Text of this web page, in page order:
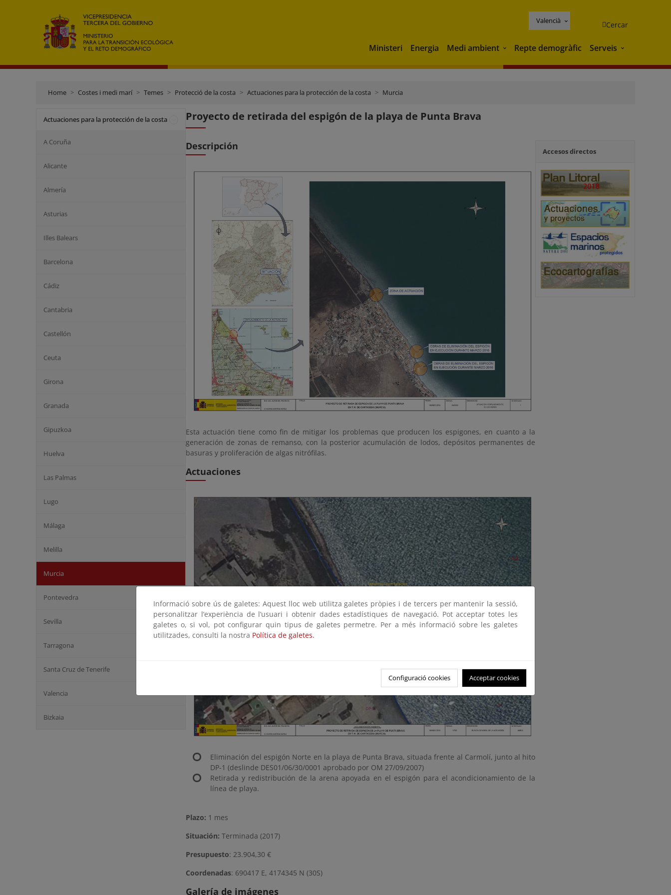
Valencià Cercar
Ministeri Energia Medi ambient Medi ambient
Repte demogràfic Serveis Serveis
Home Costes i medi marí Temes Protecció de la costa Actuaciones para la protección de la costa Murcia
Actuaciones para la protección de la costa
A Coruña
Alicante
Almería
Asturias
Illes Balears
Barcelona
Cádiz
Cantabria
Castellón
Ceuta
Girona
Granada
Gipuzkoa
Huelva
Las Palmas
Lugo
Málaga
Melilla
Murcia
Pontevedra
Sevilla
Tarragona
Santa Cruz de Tenerife
Valencia
Bizkaia
Proyecto de retirada del espigón de la playa de Punta Brava
Descripción
Esta actuación tiene como fin de mitigar los problemas que producen los espigones, en cuanto a la
generación de zonas de remanso, con la posterior acumulación de lodos, depósitos permanentes de
basuras y proliferación de algas nitrófilas.
Actuaciones
Eliminación del espigón Norte en la playa de Punta Brava, situada frente al Carmolí, junto al hito
DP-1 (deslinde DES01/06/30/0001 aprobado por OM 27/09/2007)
Retirada y redistribución de la arena apoyada en el espigón para el acondicionamiento de la
línea de playa.
Plazo: 1 mes
Situación: Terminada (2017)
Presupuesto: 23.904,30 €
Coordenadas: 690417 E, 4174345 N (30S)
Galería de imágenes
Accesos directos
Informació sobre ús de galetes: Aquest lloc web utilitza galetes pròpies i de tercers per mantenir la sessió,
personalitzar l’experiència de l’usuari i obtenir dades estadístiques de navegació. Pot acceptar totes les
galetes o, si vol, pot configurar quin tipus de galetes permetre. Per a més informació sobre les galetes
utilitzades, consulti la nostra Política de galetes.
Configuració cookies Acceptar cookies